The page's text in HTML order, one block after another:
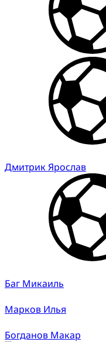
Дмитрик Ярослав
Баг Микаиль
Марков Илья
Богданов Макар